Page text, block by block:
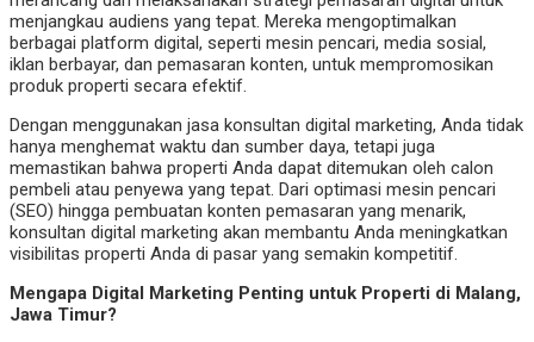
menjangkau audiens yang tepat. Mereka mengoptimalkan
berbagai platform digital, seperti mesin pencari, media sosial,
iklan berbayar, dan pemasaran konten, untuk mempromosikan
produk properti secara efektif.
Dengan menggunakan jasa konsultan digital marketing, Anda tidak
hanya menghemat waktu dan sumber daya, tetapi juga
memastikan bahwa properti Anda dapat ditemukan oleh calon
pembeli atau penyewa yang tepat. Dari optimasi mesin pencari
(SEO) hingga pembuatan konten pemasaran yang menarik,
konsultan digital marketing akan membantu Anda meningkatkan
visibilitas properti Anda di pasar yang semakin kompetitif.
Mengapa Digital Marketing Penting untuk Properti di Malang,
Jawa Timur?